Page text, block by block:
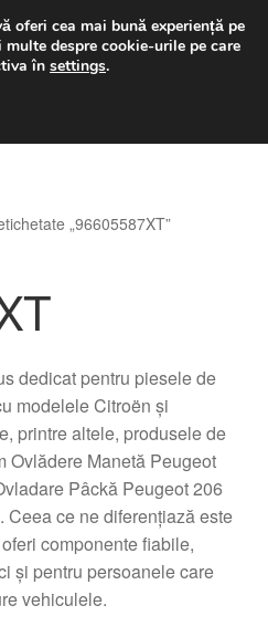
031 229 6816
„96605587XT”
dedicat pentru piesele de
modelele Citroën și
printre altele, produsele de
Ovlădere Manetă Peugeot
Pâckă Peugeot 206
ce ne diferențiază este
componente fiabile,
și pentru persoanele care
vehiculele.
oferi cea mai bună experiență pe
despre cookie-urile pe care
în settings.